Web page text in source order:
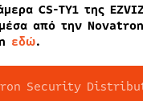
CS-TY1 της
από την
εδώ.
Security